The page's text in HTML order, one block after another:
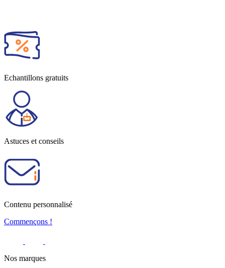
Echantillons gratuits
Astuces et conseils
Contenu personnalisé
Commençons !
Nos marques